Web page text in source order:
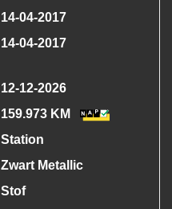
14-04-2017
14-04-2017
12-12-2026
159.973 KM
Station
Zwart Metallic
Stof